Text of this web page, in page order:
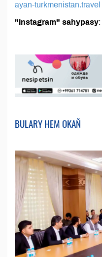
ayan-turkmenistan.travel
"Instagram" sahypasy:
BULARY HEM OKAŇ